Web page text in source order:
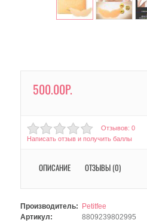
500.00Р.
Отзывов: 0
Написать отзыв и получить баллы
ОПИСАНИЕ ОТЗЫВЫ (0)
Производитель:
Petitfee
Артикул:
8809239802995